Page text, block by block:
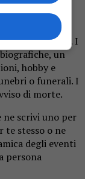
qualcuno, che
online. I
un
hobby e
o funerali. I
di morte.
ne scrivi uno per
te stesso o ne
degli eventi
persona